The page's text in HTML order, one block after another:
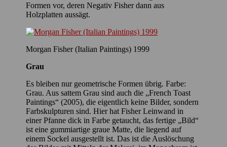
Formen vor, deren Negativ Fisher dann aus
Holzplatten aussägt.
Morgan Fisher (Italian Paintings) 1999
Grau
Es bleiben nur geometrische Formen übrig. Farbe:
Grau. Aus sattem Grau sind auch die „French Toast
Paintings“ (2005), die eigentlich keine Bilder, sondern
Farbskulpturen sind. Hier hat Fisher Leinwand in
einer Pfanne dick in Farbe getaucht, das fertige „Bild“
ist eine gummiartige graue Matte, die liegend auf
einem Sockel ausgestellt ist. Das ist die Auslöschung